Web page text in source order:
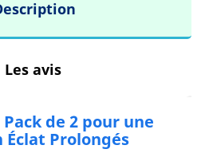
Les avis
Pack de 2 pour une
Prolongés